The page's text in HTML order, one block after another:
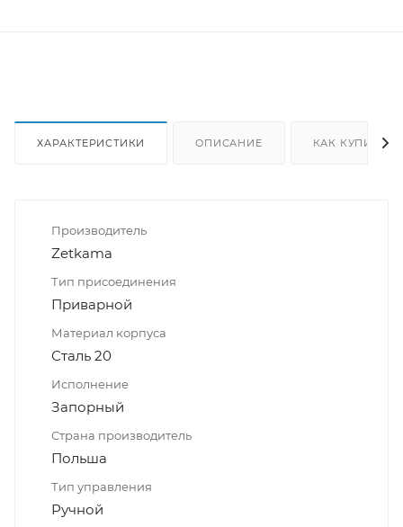
ХАРАКТЕРИСТИКИ ОПИСАНИЕ КАК КУПИТЬ
Производитель
Zetkama
Тип присоединения
Приварной
Материал корпуса
Сталь 20
Исполнение
Запорный
Страна производитель
Польша
Тип управления
Ручной